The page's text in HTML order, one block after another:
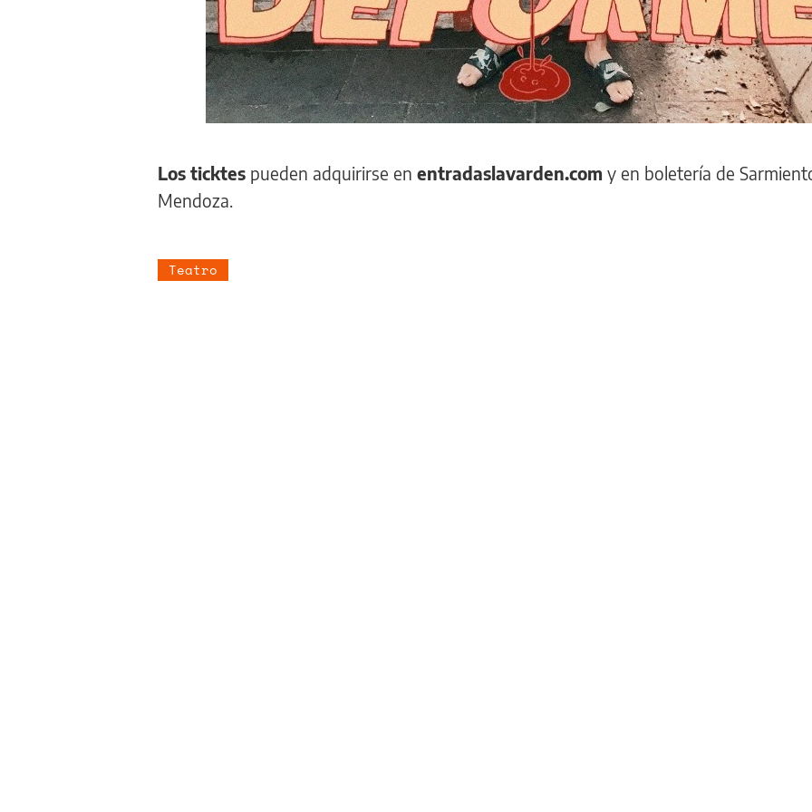
Los ticktes pueden adquirirse en entradaslavarden.com y en boletería de
Mendoza.
Teatro